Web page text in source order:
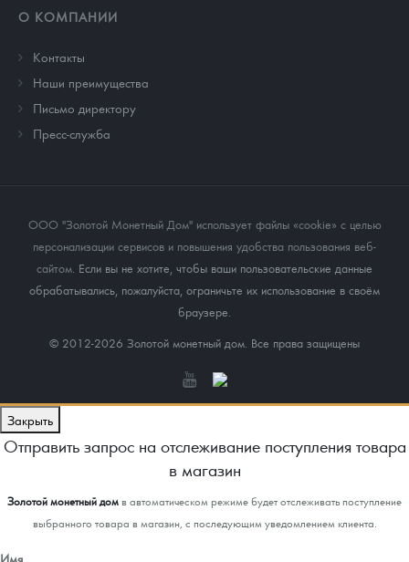
О КОМПАНИИ
Контакты
Наши преимущества
Письмо директору
Пресс-служба
ООО "Золотой Монетный Дом" использует файлы «cookie» с целью
персонализации сервисов и повышения удобства пользования веб-
сайтом. Если вы не хотите, чтобы ваши пользовательские данные
обрабатывались, пожалуйста, ограничьте их использование в своём
браузере.
© 2012-2026 Золотой монетный дом. Все права защищены
Закрыть
Отправить запрос на отслеживание поступления товара
в магазин
Золотой монетный домв автоматическом режиме будет отслеживать поступление
выбранного товара в магазин, с последующим уведомлением клиента.